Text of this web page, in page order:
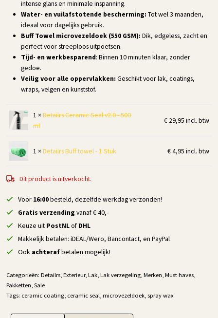
intense glans en minimale inspanning.
Water- en vuilafstotende bescherming: Tot wel 3 maanden,
ideaal voor dagelijks gebruik.
Buff Towel microvezeldoek (550 GSM):Dik, edgeless, zacht en
perfect voor streeploos uitpoetsen.
Tijd- en werkbesparend: Binnen 10 minuten klaar, zonder
gedoe.
Veilig voor alle oppervlakken: Geschikt voor lak, coatings,
wraps, velgen en kunststof.
1 ×Detailrs Ceramic Seal v2.0 - 500
ml
€29,95 incl. btw
1 ×Detailrs Buff towel - 1 Stuk €4,95 incl. btw
Dit product is uitverkocht.
Voor 16:00besteld, dezelfde werkdag verzonden!
Gratis verzending vanaf € 40,-
Keuze uit PostNLof DHL
Makkelijk betalen: iDEAL/Wero, Bancontact, en PayPal
Ook achterafbetalen mogelijk!
Categorieën:Detailrs ,Exterieur,Lak ,Lak verzegeling ,Merken ,Must haves
Pakketten ,Sale
Tags: ceramic coating ceramic seal ,microvezeldoek spray wax